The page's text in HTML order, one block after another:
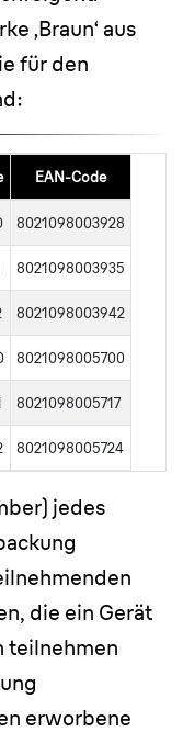
‚Braun‘ aus
für den
EAN-Code
8021098003928
8021098003935
8021098003942
8021098005700
8021098005717
8021098005724
jedes
die ein Gerät
teilnehmen
erworbene